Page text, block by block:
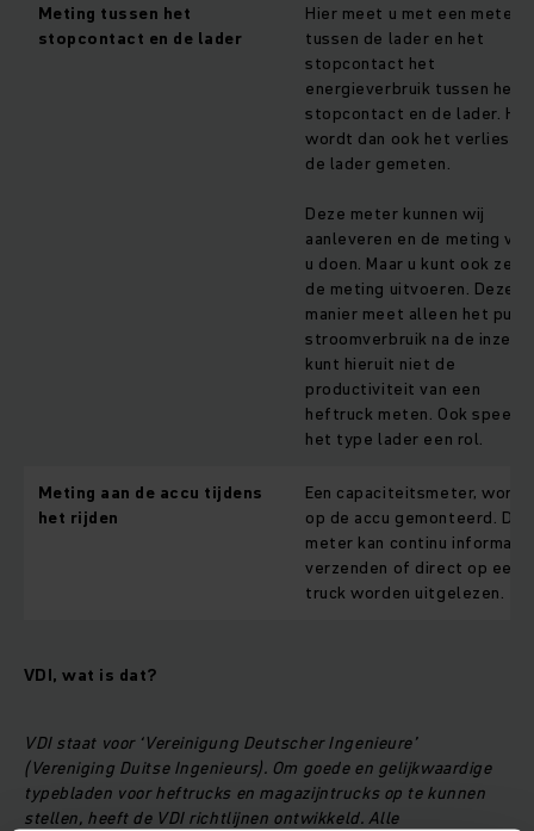
Meting tussen het
stopcontact en de lader
Hier meet u met een meter
tussen de lader en het
stopcontact het
energieverbruik tussen het
stopcontact en de lader.
wordt dan ook het verlies
de lader gemeten.
Deze meter kunnen wij
aanleveren en de meting
u doen. Maar u kunt ook zelf
de meting uitvoeren. Deze
manier meet alleen het pure
stroomverbruik na de inzet.
kunt hieruit niet de
productiviteit van een
heftruck meten. Ook speelt
het type lader een rol.
Meting aan de accu tijdens
het rijden
Een capaciteitsmeter, wordt
op de accu gemonteerd. De
meter kan continu informatie
verzenden of direct op een
truck worden uitgelezen.
VDI, wat is dat?
VDI staat voor ‘Vereinigung Deutscher Ingenieure’
(Vereniging Duitse Ingenieurs). Om goede en gelijkwaardige
typebladen voor heftrucks en magazijntrucks op te kunnen
stellen, heeft de VDI richtlijnen ontwikkeld. Alle